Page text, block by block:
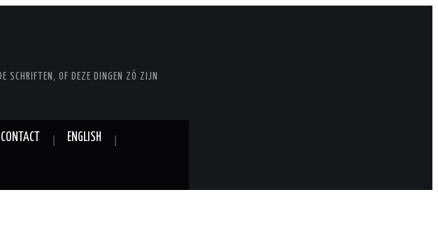
SCHRIFTEN, OF DEZE DINGEN ZÓ ZIJN
ENGLISH